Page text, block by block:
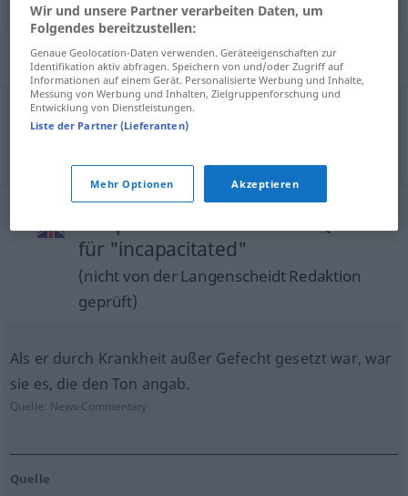
Beispielsätze für "incapacitated"
handicapped od incapacitated, challenged
für "incapacitated"
(nicht von der Langenscheidt Redaktion
geprüft)
Als er durch Krankheit außer Gefecht gesetzt war, war
sie es, die den Ton angab.
Quelle: News-Commentary
Quelle
Wir und unsere Partner verarbeiten Daten, um
Folgendes bereitzustellen:
Genaue Geolocation-Daten verwenden. Geräteeigenschaften zur
Identifikation aktiv abfragen. Speichern von und/oder Zugriff auf
Informationen auf einem Gerät. Personalisierte Werbung und Inhalte,
Messung von Werbung und Inhalten, Zielgruppenforschung und
Entwicklung von Dienstleistungen.
Liste der Partner (Lieferanten)
Mehr Optionen Akzeptieren